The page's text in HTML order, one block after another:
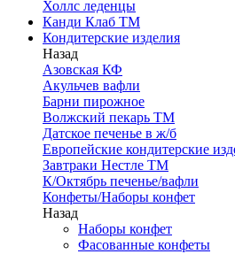
Холлс леденцы
Канди Клаб ТМ
Кондитерские изделия
Назад
Азовская КФ
Акульчев вафли
Барни пирожное
Волжский пекарь ТМ
Датское печенье в ж/б
Европейские кондитерские
Завтраки Нестле ТМ
К/Октябрь печенье/вафли
Конфеты/Наборы конфет
Назад
Наборы конфет
Фасованные конфеты